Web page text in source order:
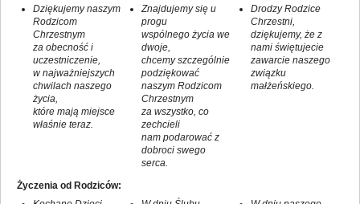
Dziękujemy naszym
Rodzicom
Chrzestnym
za obecność i
uczestniczenie,
w najważniejszych
chwilach naszego
życia,
które mają miejsce
właśnie teraz.
Znajdujemy się u
progu
wspólnego życia we
dwoje,
chcemy szczególnie
podziękować
naszym Rodzicom
Chrzestnym
za wszystko, co
zechcieli
nam podarować z
dobroci swego
serca.
Drodzy Rodzice
Chrzestni,
dziękujemy, że z
nami świętujecie
zawarcie naszego
związku
małżeńskiego.
Życzenia od Rodziców: